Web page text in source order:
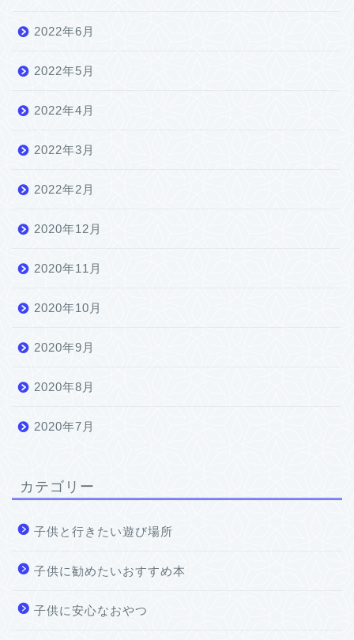
2022年6月
2022年5月
2022年4月
2022年3月
2022年2月
2020年12月
2020年11月
2020年10月
2020年9月
2020年8月
2020年7月
カテゴリー
子供と行きたい遊び場所
子供に勧めたいおすすめ本
子供に安心なおやつ